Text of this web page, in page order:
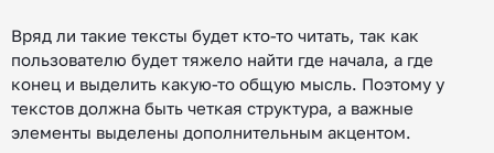
Вряд ли такие тексты будет кто-то читать, так как
пользователю будет тяжело найти где начала, а где
конец и выделить какую-то общую мысль. Поэтому у
текстов должна быть четкая структура, а важные
элементы выделены дополнительным акцентом.